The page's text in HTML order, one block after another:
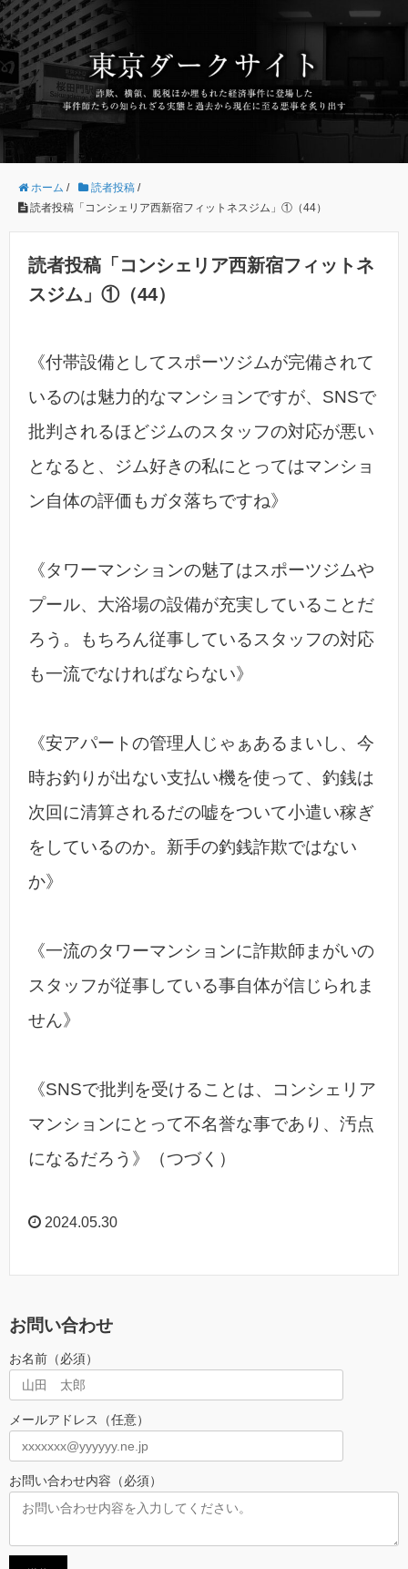
ホーム / 読者投稿 /
読者投稿「コンシェリア西新宿フィットネスジム」①（44）
読者投稿「コンシェリア西新宿フィットネ
スジム」①（44）
《付帯設備としてスポーツジムが完備されて
いるのは魅力的なマンションですが、SNSで
批判されるほどジムのスタッフの対応が悪い
となると、ジム好きの私にとってはマンショ
ン自体の評価もガタ落ちですね》
《タワーマンションの魅了はスポーツジムや
プール、大浴場の設備が充実していることだ
ろう。もちろん従事しているスタッフの対応
も一流でなければならない》
《安アパートの管理人じゃぁあるまいし、今
時お釣りが出ない支払い機を使って、釣銭は
次回に清算されるだの嘘をついて小遣い稼ぎ
をしているのか。新手の釣銭詐欺ではない
か》
《一流のタワーマンションに詐欺師まがいの
スタッフが従事している事自体が信じられま
せん》
《SNSで批判を受けることは、コンシェリア
マンションにとって不名誉な事であり、汚点
になるだろう》（つづく）
2024.05.30
お問い合わせ
お名前（必須）
メールアドレス（任意）
お問い合わせ内容（必須）